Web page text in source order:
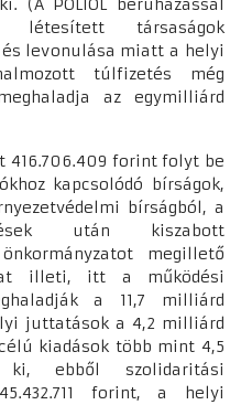
(A POLIOL beruházással
létesített társaságok
levonulása miatt a helyi
túlfizetés még
az egymilliárd
416.706.409 forint folyt be
kapcsolódó bírságok,
bírságból, a
után kiszabott
megillető
illeti, itt a működési
a 11,7 milliárd
juttatások a 4,2 milliárd
kiadások több mint 4,5
ebből szolidaritási
forint, a helyi